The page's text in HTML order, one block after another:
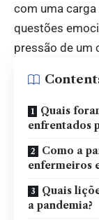
com uma
questões
pressão de um
Quais
enfrentados
Como a
enfermeiros
Quais
a pandemia?